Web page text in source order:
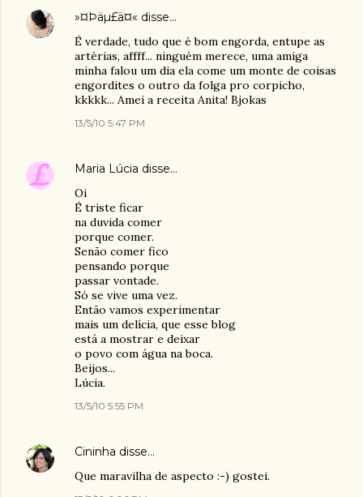
»¤Þäµ£ä¤« disse…
É verdade, tudo que é bom engorda, entupe as
artérias, affff... ninguém merece, uma amiga
minha falou um dia ela come um monte de coisas
engordites o outro da folga pro corpicho,
kkkkk... Amei a receita Anita! Bjokas
13/5/10 5:47 PM
Maria Lúcia disse…
Oi
É triste ficar
na duvida comer
porque comer.
Senão comer fico
pensando porque
passar vontade.
Só se vive uma vez.
Então vamos experimentar
mais um delícia, que esse blog
está a mostrar e deixar
o povo com água na boca.
Beijos...
Lúcia.
13/5/10 5:55 PM
Cininha disse…
Que maravilha de aspecto :-) gostei.